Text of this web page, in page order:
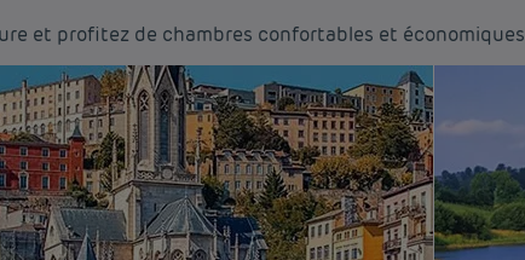
et profitez de chambres confortables et économiques